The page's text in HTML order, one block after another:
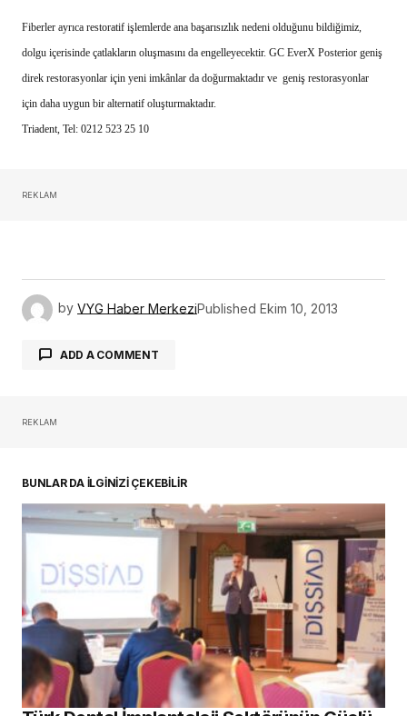
Fiberler ayrıca restoratif işlemlerde ana başarısızlık nedeni olduğunu bildiğimiz,
dolgu içerisinde çatlakların oluşmasını da engelleyecektir. GC EverX Posterior geniş
direk restorasyonlar için yeni imkânlar da doğurmaktadır ve geniş restorasyonlar
için daha uygun bir alternatif oluşturmaktadır.
Triadent, Tel: 0212 523 25 10
REKLAM
by VYG Haber MerkeziPublished Ekim 10, 2013
ADD A COMMENT
REKLAM
BUNLAR DA İLGİNİZİ ÇEKEBİLİR